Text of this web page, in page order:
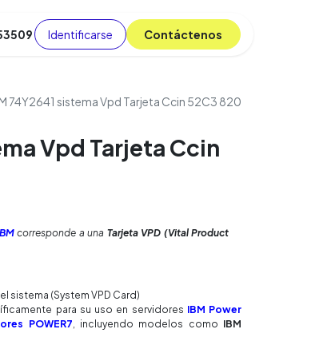
Cursos Blog
Identificarse C​​​​ont​​​​áct​​​​​​en​​​​​​os
74Y2641 sistema Vpd Tarjeta Ccin 52C3 820
Vpd Tarjeta Ccin
corresponde a una Tarjeta VPD (Vital Product
sistema (System VPD Card)
para su uso en servidores IBM Power
POWER7, incluyendo modelos como IBM